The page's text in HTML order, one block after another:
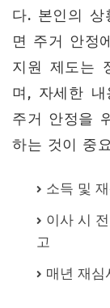
다. 본인의
면 주거 안정
지원 제도는
며, 자세한
주거 안정을
하는 것이 중
소득 및
이사 시
고
매년 재심